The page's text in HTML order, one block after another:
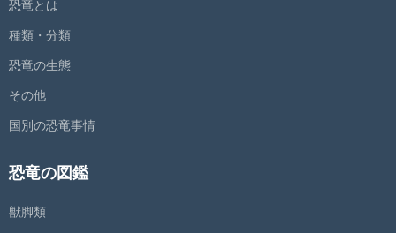
恐竜とは
種類・分類
恐竜の生態
その他
国別の恐竜事情
恐竜の図鑑
獣脚類